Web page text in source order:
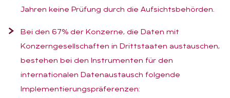
Jahren keine Prüfung durch die Aufsichtsbehörden.
Bei den 67% der Konzerne, die Daten mit
Konzerngesellschaften in Drittstaaten austauschen,
bestehen bei den Instrumenten für den
internationalen Datenaustausch folgende
Implementierungspräferenzen: